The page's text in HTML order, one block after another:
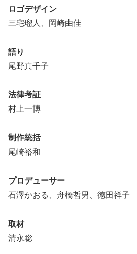
ロゴデザイン
三宅瑠人、岡崎由佳
語り
尾野真千子
法律考証
村上一博
制作統括
尾崎裕和
プロデューサー
石澤かおる、舟橋哲男、徳田祥子
取材
清永聡